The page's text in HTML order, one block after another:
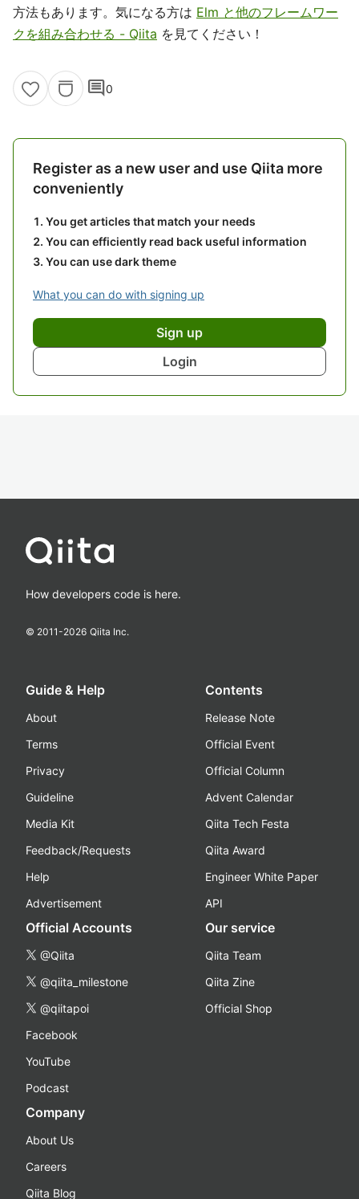
方法もあります。気になる方は Elm と他のフレームワー
クを組み合わせる - Qiita を見てください！
comment0
Register as a new user and use Qiita more
conveniently
You get articles that match your needs
You can efficiently read back useful information
You can use dark theme
What you can do with signing up
Sign up
Login
How developers code is here.
© 2011-2026 Qiita Inc.
Guide & Help
About
Terms
Privacy
Guideline
Media Kit
Feedback/Requests
Help
Advertisement
Contents
Release Note
Official Event
Official Column
Advent Calendar
Qiita Tech Festa
Qiita Award
Engineer White Paper
API
Official Accounts
@Qiita
@qiita_milestone
@qiitapoi
Facebook
YouTube
Podcast
Our service
Qiita Team
Qiita Zine
Official Shop
Company
About Us
Careers
Qiita Blog